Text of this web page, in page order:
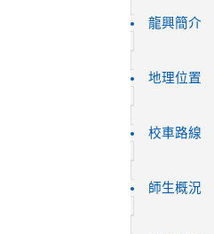
龍興簡介
地理位置
校車路線
師生概況